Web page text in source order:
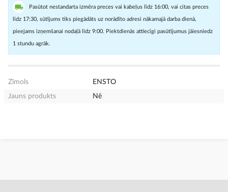
Pasūtot nestandarta izmēra preces vai kabeļus līdz 16:00, vai citas preces
līdz 17:30, sūtījums tiks piegādāts uz norādīto adresi nākamajā darba dienā,
pieejams izņemšanai nodaļā līdz 9:00. Piektdienās attiecīgi pasūtījumus jāiesniedz
1 stundu agrāk.
Zīmols
ENSTO
Jauns produkts
Nē